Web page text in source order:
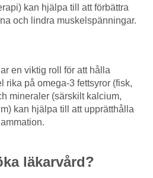
kan hjälpa till att förbättra
och lindra muskelspänningar.
en viktig roll för att hålla
rika på omega-3 fettsyror (fisk,
mineraler (särskilt kalcium,
kan hjälpa till att upprätthålla
läkarvård?